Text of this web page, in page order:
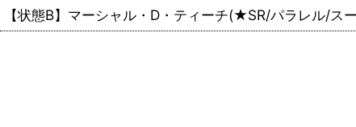
【状態B】マーシャル・D・ティーチ(★SR/パラレル/